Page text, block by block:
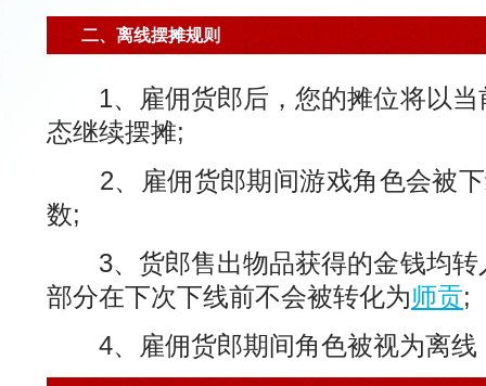
二、离线摆摊规则
1、雇佣货郎后，您的摊位将以当
态继续摆摊;
2、雇佣货郎期间游戏角色会被下
数;
3、货郎售出物品获得的金钱均转
部分在下次下线前不会被转化为师贡;
4、雇佣货郎期间角色被视为离线